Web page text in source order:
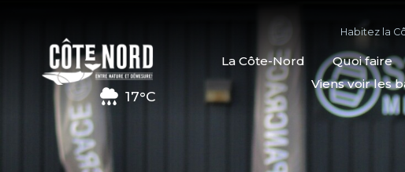
17°C
Habitez la
La Côte-Nord Quoi faire
Viens voir les